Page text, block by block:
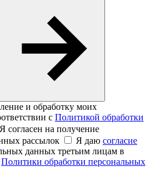
и обработку моих
с Политикой обработки
Я согласен на получение
рассылок
Я даю согласие
данных третьим лицам в
Политики обработки персональных